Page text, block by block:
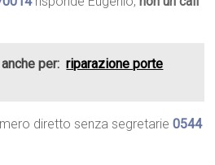
per: riparazione porte
diretto senza segretarie0544